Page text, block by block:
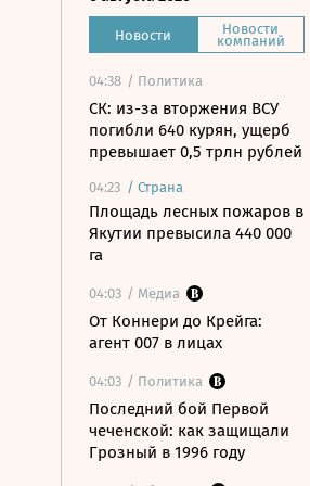
Новости Новости
компаний
04:38 / Политика
СК: из-за вторжения ВСУ
погибли 640 курян, ущерб
превышает 0,5 трлн рублей
04:23 / Страна
Площадь лесных пожаров в
Якутии превысила 440 000
га
04:03 / Медиа
От Коннери до Крейга:
агент 007 в лицах
04:03 / Политика
Последний бой Первой
чеченской: как защищали
Грозный в 1996 году